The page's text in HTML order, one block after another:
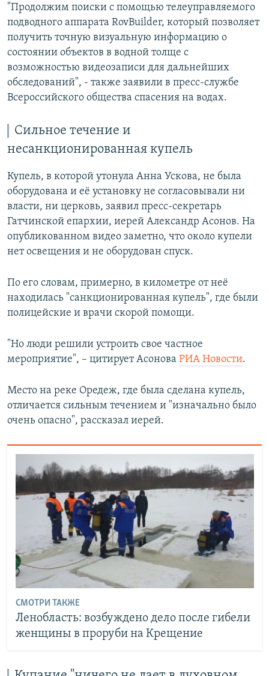
"Продолжим поиски с помощью телеуправляемого
подводного аппарата RovBuilder, который позволяет
получить точную визуальную информацию о
состоянии объектов в водной толще с
возможностью видеозаписи для дальнейших
обследований", - также заявили в пресс-службе
Всероссийского общества спасения на водах.
Сильное течение и
несанкционированная купель
Купель, в которой утонула Анна Ускова, не была
оборудована и её установку не согласовывали ни
власти, ни церковь, заявил пресс-секретарь
Гатчинской епархии, иерей Александр Асонов. На
опубликованном видео заметно, что около купели
нет освещения и не оборудован спуск.
По его словам, примерно, в километре от неё
находилась "санкционированная купель", где были
полицейские и врачи скорой помощи.
"Но люди решили устроить свое частное
мероприятие", – цитирует Асонова РИА Новости.
Место на реке Оредеж, где была сделана купель,
отличается сильным течением и "изначально было
очень опасно", рассказал иерей.
СМОТРИ ТАКЖЕ
Ленобласть: возбуждено дело после гибели
женщины в проруби на Крещение